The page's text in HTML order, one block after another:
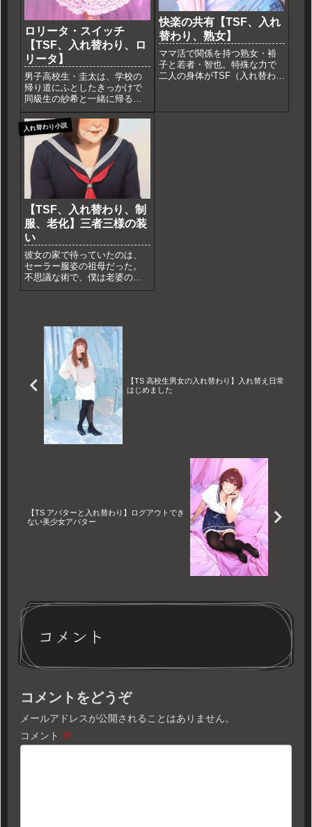
ロリータ・スイッチ
【TSF、入れ替わり、ロ
リータ】
男子高校生・圭太は、学校の
帰り道にふとしたきっかけで
同級生の紗希と一緒に帰るこ
とになった。紗希は圭太とは
違い、明るく社交的で、いつ
も周りに友人がいるタイプ
だ。しかし、二人だけの会話
は意外なほど弾み、圭太は自
分の秘密をつい打ち明けてし
快楽の共有【TSF、入れ
替わり、熟女】
ママ活で関係を持つ熟女・裕
子と若者・智也。特殊な力で
二人の身体がTSF（入れ替わ
抗えない快楽を共有する。倒
入れ替わり小説
【TSF、入れ替わり、制
服、老化】三者三様の装
い
彼女の家で待っていたのは、
セーラー服姿の祖母だった。
不思議な術で、僕は老婆の体
に、彼女は僕の体に、そして
女が制服と肉体をシャッフル
する、奇妙で賑やかな入れ替
わり体験。
【TS 高校生男女の入れ替わり】入れ替え日常
はじめました
【TS アバターと入れ替わり】ログアウトでき
ない美少女アバター
コメント
コメントをどうぞ
メールアドレスが公開されることはありません。
コメント ※